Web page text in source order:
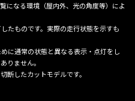
になる環境（屋内外、光の角度等）によ
たものです。実際の走行状態を示すも
に通常の状態と異なる表示・点灯をし
りません。
断したカットモデルです。